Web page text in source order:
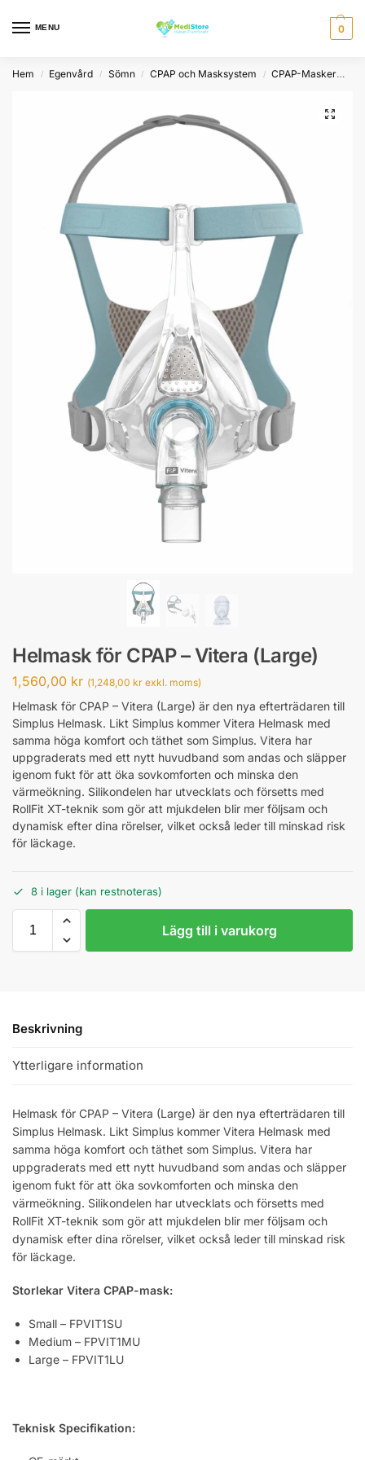
MENU 0
Hem / Egenvård / Sömn / CPAP och Masksystem / CPAP-Masker
Helmask för CPAP – Vitera (Large)
1,560,00 kr (1,248,00 kr exkl. moms)
Helmask för CPAP – Vitera (Large) är den nya efterträdaren till
Simplus Helmask. Likt Simplus kommer Vitera Helmask med
samma höga komfort och täthet som Simplus. Vitera har
uppgraderats med ett nytt huvudband som andas och släpper
igenom fukt för att öka sovkomforten och minska den
värmeökning. Silikondelen har utvecklats och försetts med
RollFit XT-teknik som gör att mjukdelen blir mer följsam och
dynamisk efter dina rörelser, vilket också leder till minskad risk
för läckage.
8 i lager (kan restnoteras)
Lägg till i varukorg
Beskrivning
Ytterligare information
Helmask för CPAP – Vitera (Large) är den nya efterträdaren till
Simplus Helmask. Likt Simplus kommer Vitera Helmask med
samma höga komfort och täthet som Simplus. Vitera har
uppgraderats med ett nytt huvudband som andas och släpper
igenom fukt för att öka sovkomforten och minska den
värmeökning. Silikondelen har utvecklats och försetts med
RollFit XT-teknik som gör att mjukdelen blir mer följsam och
dynamisk efter dina rörelser, vilket också leder till minskad risk
för läckage.
Storlekar Vitera CPAP-mask:
Small – FPVIT1SU
Medium – FPVIT1MU
Large – FPVIT1LU
Teknisk Specifikation: